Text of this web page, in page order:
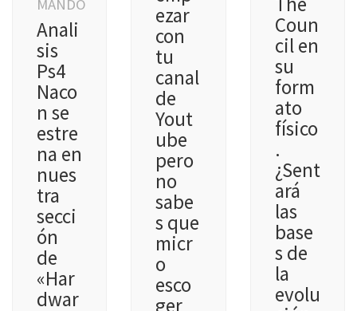
MANDO
Anali
sis
Ps4
Naco
n se
estre
na en
nues
tra
secci
ón
de
«Har
dwar
ezar
con
tu
canal
de
Yout
ube
pero
no
sabe
s que
micr
o
esco
ger
Coun
cil en
su
form
ato
físico
.
¿Sent
ará
las
base
s de
la
evolu